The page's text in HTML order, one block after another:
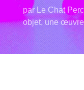
parLe Chat
objet, une œuvre